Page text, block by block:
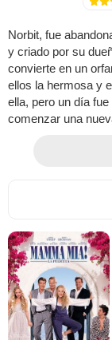
Norbit, fue
y criado por su
convierte en un
ellos la hermosa y
ella, pero un día
comenzar una